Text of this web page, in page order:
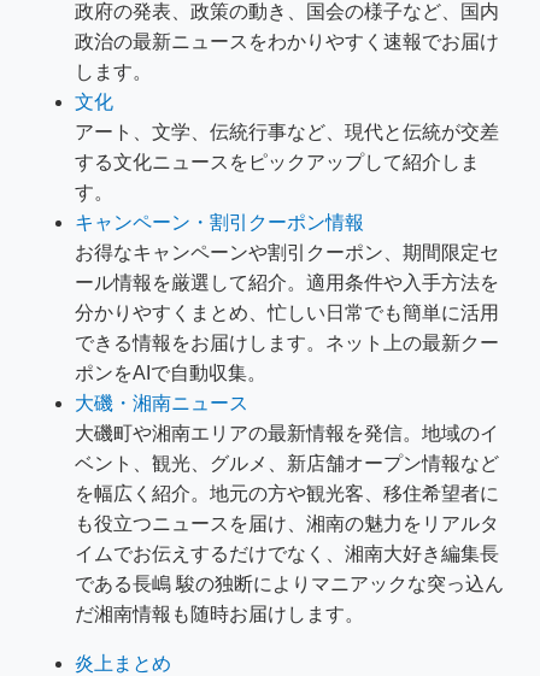
政府の発表、政策の動き、国会の様子など、国内
政治の最新ニュースをわかりやすく速報でお届け
します。
文化
アート、文学、伝統行事など、現代と伝統が交差
する文化ニュースをピックアップして紹介しま
す。
キャンペーン・割引クーポン情報
お得なキャンペーンや割引クーポン、期間限定セ
ール情報を厳選して紹介。適用条件や入手方法を
分かりやすくまとめ、忙しい日常でも簡単に活用
できる情報をお届けします。ネット上の最新クー
ポンをAIで自動収集。
大磯・湘南ニュース
大磯町や湘南エリアの最新情報を発信。地域のイ
ベント、観光、グルメ、新店舗オープン情報など
を幅広く紹介。地元の方や観光客、移住希望者に
も役立つニュースを届け、湘南の魅力をリアルタ
イムでお伝えするだけでなく、湘南大好き編集長
である長嶋 駿の独断によりマニアックな突っ込ん
だ湘南情報も随時お届けします。
炎上まとめ